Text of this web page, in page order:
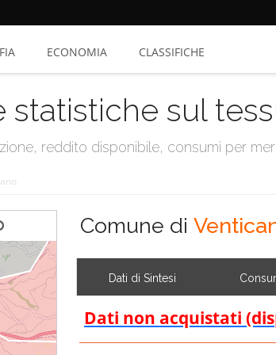
ECONOMIA CLASSIFICHE
statistiche sul
reddito disponibile, consumi per
Comune di
Dati di Sintesi
Dati non acquistati